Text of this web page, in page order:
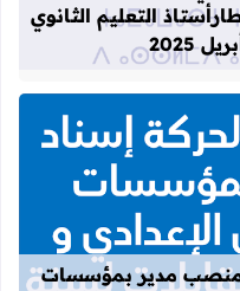
التعليم الثانوي
2025
المزيد عن النتائج النهائية
منصب مدير بمؤسسات